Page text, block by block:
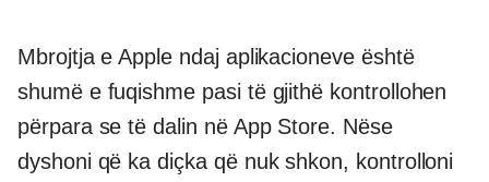
Mbrojtja e Apple ndaj aplikacioneve është
shumë e fuqishme pasi të gjithë kontrollohen
përpara se të dalin në App Store. Nëse
dyshoni që ka diçka që nuk shkon, kontrolloni